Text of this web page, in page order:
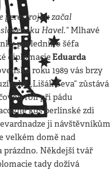
perestrojku začal
Havel.“Mlhavé
posledního šéfa
diplomacieEduarda
roku 1989 vás brzy
„Lišák Ševa“ zůstává
roli při pádu
kus berlínské zdi
ji návštěvníkům
velkém domě nad
prázdno. Někdejší tvář
tady dožívá